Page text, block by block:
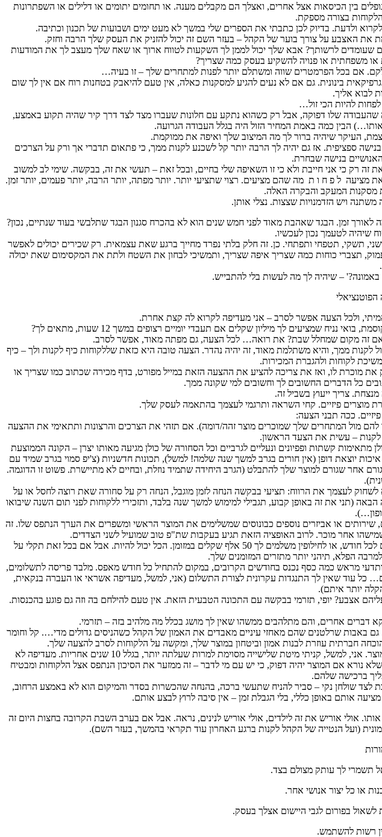
בין הכיסאות אצל אחרים, ואצלך הם מקבלים מענה. או תחומים יתומים או דלילים או השפתרונות
הלקוחות בצורה מספקת.
ולדעת. בדיוק לכן כתבתי את הספרים שלי במשך לא מעט ימים ושבועות של תכנון וכתיבה.
את האצבע על צורך בוער של הקהל – בעזר השם זה יכול להזניק את העסק שלך הרבה וחזק.
לרשותך? אבא שלך יכול לממן לך השקעות לטווח ארוך או שאח שלך מעצב לך את המודעות
או משפחתית או פנויה להשקיע בעסק כמה שצריך?
אם בכל הפרמטרים שווה ומשתלם יותר לפנות למתחרים שלך – זו בעיה…
בינונית. גם אם לא נעים להגיע למסקנות כאלה, אין טעם להיאבק בטחנות רוח אם אין לך שום
לבוא אליך.
להיות הכי זול…
שלו דפוקה, אבל רק כשהוא נתקע עם חלונות שעברו מצד לצד דרך קיר שהיה תקוע באמצע,
הבין כמה באמת המחיר הזול היה בגלל העבודה הגרועה.
העיקר שיהיה ברור לך מה המיצוב שלך ואיפה את ממוקמת.
ספציפית. אז גם יהיה לך הרבה יותר קל לשכנע לקנות ממך, כי פתאום תדברי אך ורק על הצרכים
האנושיים בנישה שבחרת.
זה רק כי אני חייבת ולא כי זו השאיפה שלי בחיים, ובכל זאת – תעשי את זה, בבקשה. שימי לב למשוב
ל פ ח ו ת מה שהם מציעים. רצוי שתציעי יותר. יותר מפתה, יותר הרבה, יותר פעמים, יותר זמן.
מסקנות המעקב והבקרה האלה.
ויש הזדמנויות שצצות. נצלי אותן.
לאורך זמן. הבגד שאהבת מאוד לפני חמש שנים הוא לא בהכרח סגנון הבגד שתלבשי בעוד שנתיים, נכון?
שיהיה לטעמך נכון לעכשיו.
תשקי, תטפחי ותפתחי. כן. זה חלק בלתי נפרד מחייך ברגע שאת עצמאית. רק שכירים יכולים לאפשר
תצברי כוחות כמה שצריך איפה שצריך, ותמשיכי לבחון את השטח ולתת את המקסימום שאת יכולה
– שיהיה לך מה לעשות בלי להתבייש.
הפוטנציאלי
ולכל הצעה אפשר לסרב – אני מעדיפה לקרוא לה קצת אחרת.
לך מיליון שקלים אם תעבדי יומיים רצופים במשך 12 שעות, מתאים לך?
זה מקום שמחלל שבת? את רואה… לכל הצעה, גם מפתה מאוד, אפשר לסרב.
ממך, והיא משתלמת מאוד, זה יהיה נהדר. הצעה טובה היא כזאת שללקוחות כיף לקנות ולך – כיף
לקוחות ולהגברת המכירות.
מוכרת לו, ואז את צריכה להציע את ההצעה הזאת במייל מפורט, בדף מכירה שכתוב כמו שצריך או
כל הדברים החשובים לך וחשובים למי שקונה ממך.
צריך ייעוץ בשביל זה.
מוצרים פיזיים. קחי השראה ותרגמי לעצמך בהתאמה לעסק שלך.
ככה תבני הצעה:
להם מול המתחרים שלך שמוכרים מוצר זהה/דומה). אם תזהי את הצרכים והרצונות ותתאימי את ההצעה
לקנות – עשית את הצעד הראשון.
באותו אזור ובאותו מחיר וכולן מתאימות קשתות ופפיונים ונעליים לגרביים וכל הסחורה של כולן מגיעה מאותו יצרן – הקונה הממוצעת
יוצאת דופן (אין חורים בגרב למשך שנה שלמה! למשל), תכונות חדשניות (צ'יפ סמוי בגרב שמיד עם
אחר שגורם למוצר שלך להתבלט (הגרב היחידה שתמיד נוזלת, ובחיים לא מתיישרת. פשוט זו הדוגמה.
לשחוק לעצמך את הרווח: תציעי בבקשה הנחה לזמן מוגבל, הנחה רק על סחורה שאת רוצה לחסל או על
עד 5% מסכום הקנייה) אחוזי הנחה על הקנייה הבאה (תני את זה באופן קבוע, תגבילי למימוש למשך שנה בלבד, ותזכירי ללקוחות לפני תום השנה שיבואו
או אביזרים נוספים כבונוסים שמשלימים את המוצר הראשי ומשפרים את הערך הנתפס שלו. זה
אחר מוכר. לרוב האופציה הזאת תגיע בעקבות שת"פ טוב שמועיל לשני הצדדים.
: תראי, את יכולה להתעקש שאצלך משלמים רק בתשלומים של 5,460 שקלים לכל חודש, או לחילופין משלמים לך 50 אלף שקלים במזומן. הכל יכול להיות. אבל אם בכל זאת תקלי על
הפלא, תיהני יותר מתזרים המזומנים שלך.
מראש כמה כסף נכנס בחודשים הקרובים, במקום להתחיל כל חודש מאפס. מלבד פריסה לתשלומים,
כל עוד שאין לך התנגדות עקרונית לצורת התשלום (אני, למשל, מעדיפה אשראי או העברה בנקאית,
יותר איתם).
אצבע? יופי, תזרמי בבקשה עם התכונה הטבעית הזאת. אין טעם להילחם בה וזה גם פוגע בהכנסות.
דברים אחרים, והם מתלהבים ממשהו שאין לך מושג בכלל מה מלהיב בזה – תזרמי.
גם באבות שרלטנים שהם מאחזי עיניים מאבדים את האמון של הקהל כשהניסים גדולים מדי…. קל וחומר
חברתית עוזרת לבנות אמון וביטחון במוצר שלך, ומקשה על הלקוחות לסרב להצעה שלך.
: הציעי אחריות חזקה או מדיניות החזרה והחלפה המוכיחה את הביטחון שלך באיכות המוצר. אני, למשל, קניתי מיטת שלישייה מסוימת למרות שעלתה יותר, בגלל 10 שנים אחריות. מעדיפה לא
נורא אם המוצר יהיה דפוק, כי יש עם מי לדבר – זה ממזער את הסיכון הנתפס אצל הלקוחות ומבטיח
ברכישה שלהם.
לצד שולחן נקי – סביר להניח שתעשי ברכה, בהנחה שהכשרות בסדר והמיקום הוא לא באמצע הרחוב,
אותם באופן כללי, בלי הגבלת זמן – אין סיבה לרוץ לבצע אותם.
לי – אקפוץ אלייך ואשמח לממש אותו. אולי אוריש את זה לילדים, אולי אוריש לנינים, נראה. אבל אם בערב השבת הקרובה בחצות היום זה
(ועל הנטייה של הקהל לקנות ברגע האחרון עוד תקראי בהמשך, בעזר השם).
תשמרי לך עותק מצולם בצד.
או כל יצור אנושי אחר.
בפורום לגבי היישום אצלך בעסק.
רשות להשתמש.